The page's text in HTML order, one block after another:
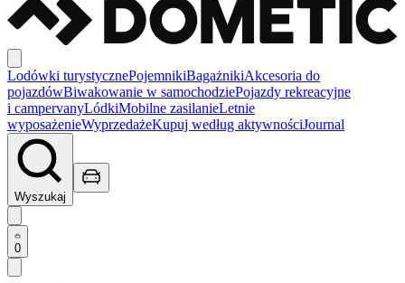
Lodówki turystycznePojemnikiBagażnikiAkcesoria do
pojazdówBiwakowanie w samochodziePojazdy rekreacyjne
i campervanyLódkiMobilne zasilanieLetnie
wyposażenieWyprzedażeKupuj według aktywnościJournal
Wyszukaj
0